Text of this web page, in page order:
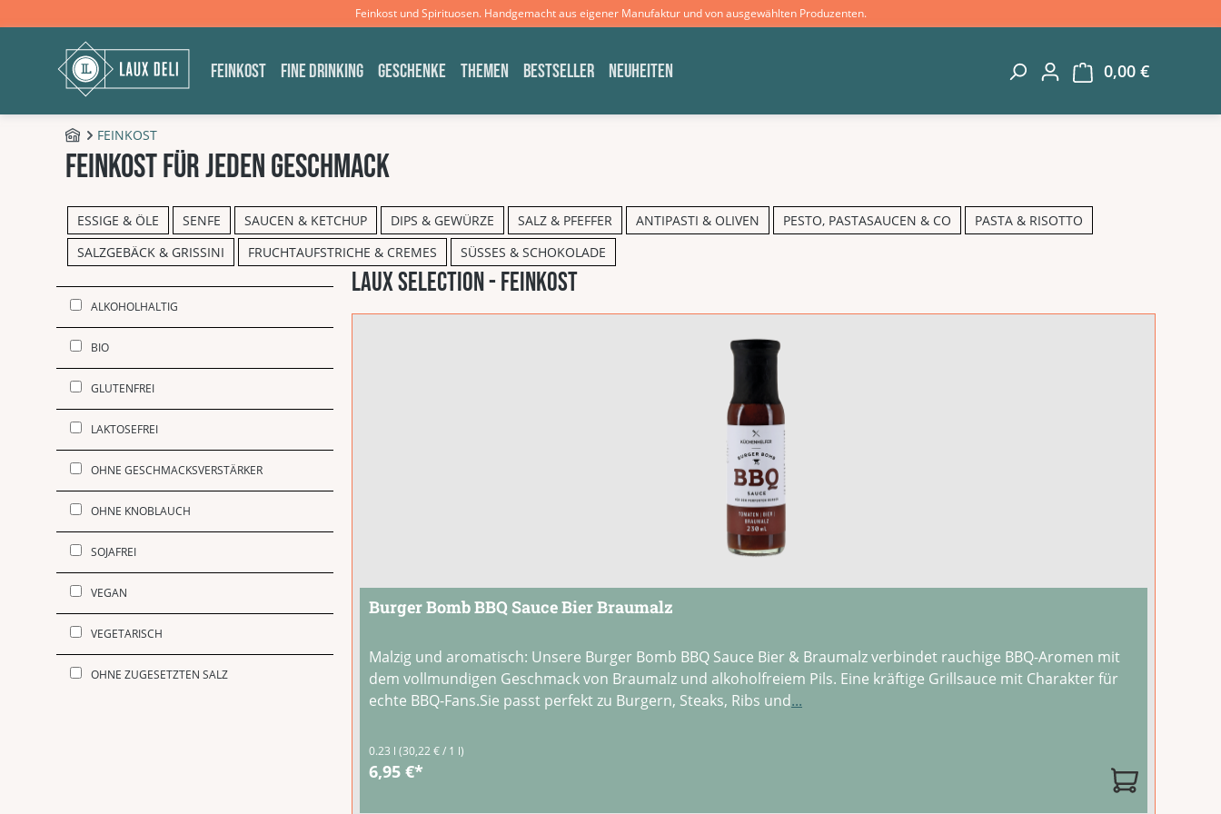
Feinkost und Spirituosen. Handgemacht aus eigener Manufaktur und von ausgewählten Produzenten.
FEINKOST FINE DRINKING GESCHENKE THEMEN BESTSELLER NEUHEITEN 0,00 €
B2C - Shop
FEINKOST
Feinkost für jeden Geschmack
ESSIGE & ÖLE SENFE SAUCEN & KETCHUP DIPS & GEWÜRZE SALZ & PFEFFER ANTIPASTI & OLIVEN PESTO, PASTASAUCEN & CO
PASTA & RISOTTO
SALZGEBÄCK & GRISSINI
FRUCHTAUFSTRICHE & CREMES SÜSSES & SCHOKOLADE
ALKOHOLHALTIG
BIO
GLUTENFREI
LAKTOSEFREI
OHNE GESCHMACKSVERSTÄRKER
OHNE KNOBLAUCH
SOJAFREI
VEGAN
VEGETARISCH
OHNE ZUGESETZTEN SALZ
Produktgalerie überspringen
LAUX SELECTION - Feinkost
Burger Bomb BBQ Sauce Bier Braumalz
Malzig und aromatisch: Unsere Burger Bomb BBQ Sauce Bier & Braumalz verbindet rauchige BBQ-Aromen mit
dem vollmundigen Geschmack von Braumalz und alkoholfreiem Pils. Eine kräftige Grillsauce mit Charakter für
echte BBQ-Fans.Sie passt perfekt zu Burgern, Steaks, Ribs und...
0.23 l (30,22 € / 1 l)
6,95 €*